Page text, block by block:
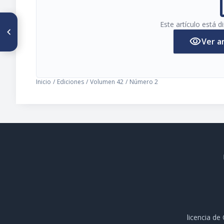
Este artículo está
visibilityVer
Inicio / Ediciones / Volumen 42 / Número 2
licencia de